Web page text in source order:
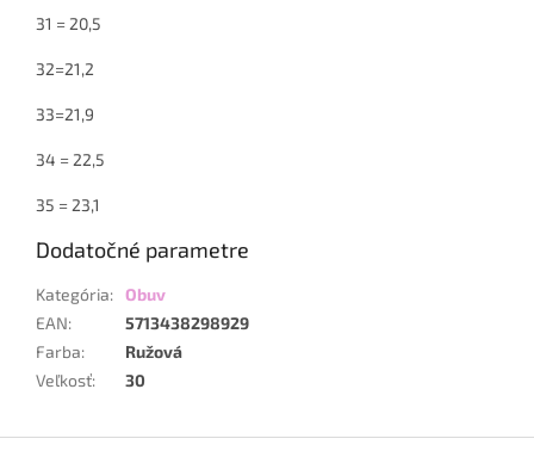
31 = 20,5
32=21,2
33=21,9
34 = 22,5
35 = 23,1
Dodatočné parametre
Kategória: Obuv
EAN:
5713438298929
Farba:
Ružová
Veľkosť: 30